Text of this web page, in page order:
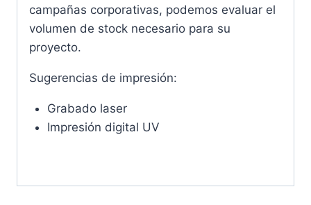
campañas corporativas, podemos evaluar el
volumen de stock necesario para su
proyecto.
Sugerencias de impresión:
Grabado laser
Impresión digital UV